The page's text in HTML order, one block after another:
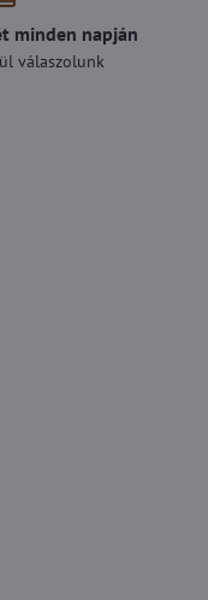
minden napján
válaszolunk